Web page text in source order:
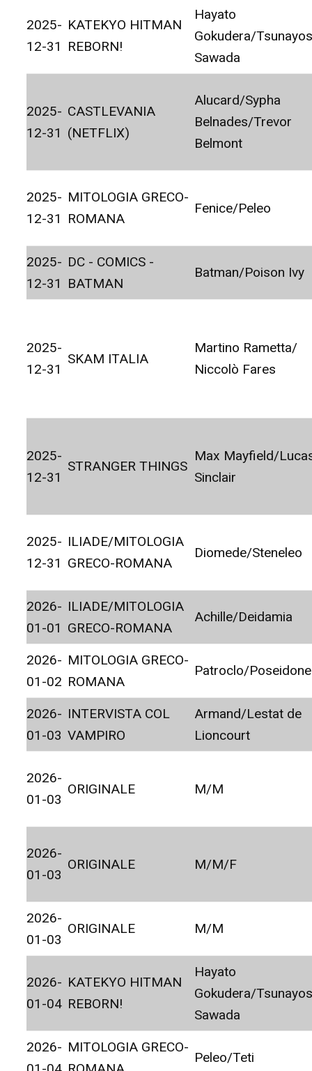
2025-
12-31
KATEKYO HITMAN
REBORN!
Hayato
Gokudera/
Sawada
2025-
12-31
CASTLEVANIA
(NETFLIX)
Alucard/Sypha
Belnades/Trevor
Belmont
2025-
12-31
MITOLOGIA GRECO-
ROMANA
Fenice/Peleo
2025-
12-31
DC - COMICS -
BATMAN
Batman/Poison Ivy
2025-
12-31
SKAM ITALIA
Martino Rametta/
Niccolò Fares
2025-
12-31
STRANGER THINGS
Max Mayfield/
Sinclair
2025-
12-31
ILIADE/MITOLOGIA
GRECO-ROMANA
Diomede/Steneleo
2026-
01-01
ILIADE/MITOLOGIA
GRECO-ROMANA
Achille/Deidamia
2026-
01-02
MITOLOGIA GRECO-
ROMANA
Patroclo/Poseidone
2026-
01-03
INTERVISTA COL
VAMPIRO
Armand/Lestat de
Lioncourt
2026-
01-03
ORIGINALE M/M
2026-
01-03
ORIGINALE M/M/F
2026-
01-03
ORIGINALE M/M
2026-
01-04
KATEKYO HITMAN
REBORN!
Hayato
Gokudera/
Sawada
2026- MITOLOGIA GRECO-
Peleo/Teti